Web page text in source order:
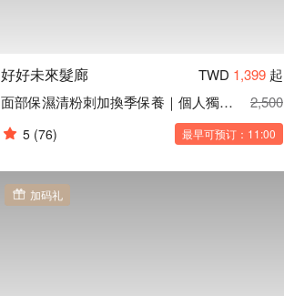
好好未來髮廊 TWD 1,399 起
面部保濕清粉刺加換季保養｜個人獨立包廂
2,500
5 (76) 最早可预订：11:00
加码礼